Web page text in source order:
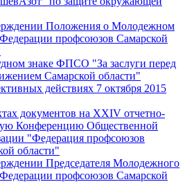
Положения о Молодежном
профсоюзов Самарской
знаке ФПСО "За заслуги перед
Самарской области"
действиях 7 октября 2015
документов на XXIV отчетно-
Конференцию Общественной
"Федерация профсоюзов
области"
Председателя Молодежного
профсоюзов Самарской